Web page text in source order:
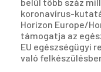
koronavírus-
Horizon Europe/
támogatja az
EU egészségügyi
való